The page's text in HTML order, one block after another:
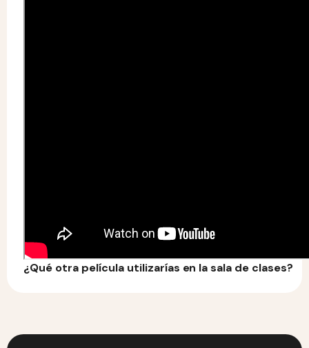
¿Qué otra película utilizarías en la sala de clases?